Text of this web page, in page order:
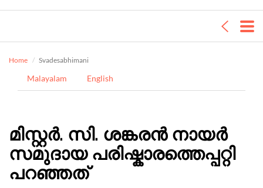
Home Svadesabhimani
Malayalam English
മിസ്റ്റർ. സി. ശങ്കരൻ നായർ
സമുദായ പരിഷ്കാരത്തെപ്പറ്റി
പറഞ്ഞത്